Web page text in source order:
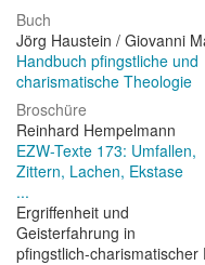
Buch
Jörg Haustein / Giovanni
Handbuch pfingstliche und
charismatische Theologie
Broschüre
Reinhard Hempelmann
EZW-Texte 173: Umfallen,
Zittern, Lachen, Ekstase
...
Ergriffenheit und
Geisterfahrung in
pfingstlich-